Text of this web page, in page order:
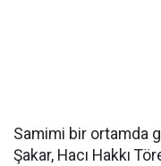
Samimi bir ortamda
Şakar, Hacı Hakkı